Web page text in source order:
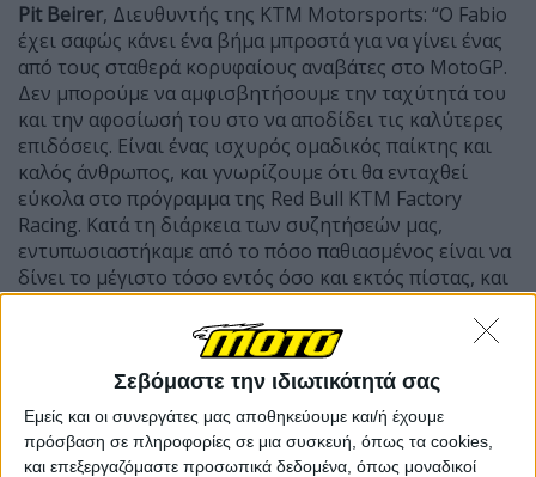
Σεβόμαστε την ιδιωτικότητά σας
Εμείς και οι συνεργάτες μας αποθηκεύουμε και/ή έχουμε
πρόσβαση σε πληροφορίες σε μια συσκευή, όπως τα cookies,
και επεξεργαζόμαστε προσωπικά δεδομένα, όπως μοναδικοί
Pit Beirer, Διευθυντής της KTM Motorsports: “Ο Fabio
έχει σαφώς κάνει ένα βήμα μπροστά για να γίνει ένας
από τους σταθερά κορυφαίους αναβάτες στο MotoGP.
Δεν μπορούμε να αμφισβητήσουμε την ταχύτητά του
και την αφοσίωσή του στο να αποδίδει τις καλύτερες
επιδόσεις. Είναι ένας ισχυρός ομαδικός παίκτης και
καλός άνθρωπος, και γνωρίζουμε ότι θα ενταχθεί
εύκολα στο πρόγραμμα της Red Bull KTM Factory
Racing. Κατά τη διάρκεια των συζητήσεών μας,
εντυπωσιαστήκαμε από το πόσο παθιασμένος είναι να
δίνει το μέγιστο τόσο εντός όσο και εκτός πίστας, και
πιστεύουμε ότι το επόμενο κεφάλαιο που θα
γράψουμε μαζί θα είναι συναρπαστικό και αξέχαστο.
Καλώς ήρθες, Fabio.”